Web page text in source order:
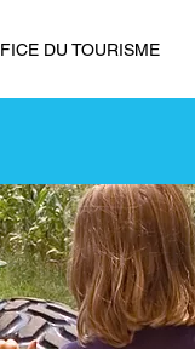
DU TOURISME